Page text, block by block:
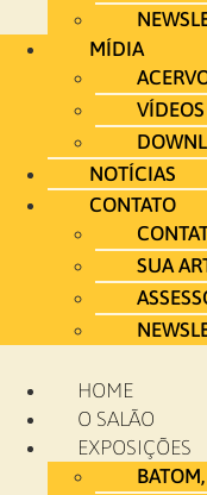
MÍDIA
VÍDEOS
NOTÍCIAS
CONTATO
SUA
HOME
O SALÃO
EXPOSIÇÕES